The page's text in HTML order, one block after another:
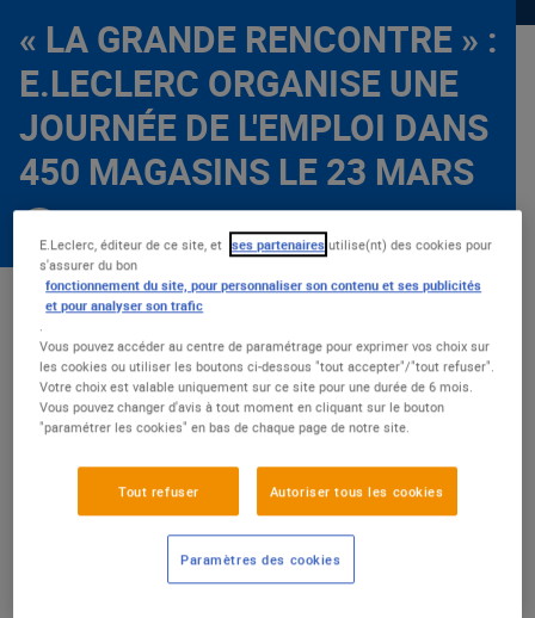
« LA GRANDE RENCONTRE » :
E.LECLERC ORGANISE UNE
JOURNÉE DE L'EMPLOI DANS
450 MAGASINS LE 23 MARS
Le samedi 23 mars, le Mouvement E.Leclerc lance la
troisième édition de « La Grande Rencontre », un job dating
"géant" organisé dans 450 centres E.Leclerc pour recruter
leurs futurs collaborateurs. En tout, 5000 postes sont à
pourvoir et les candidats auront la possibilité de découvrir
les métiers de la grande distribution à travers une visite des
coulisses organisée dans certains magasins.
450 MAGASINS ORGANISENT
SIMULTANÉMENT LEUR JOB DATING
E.Leclerc, éditeur de ce site, et ses partenaires utilise(nt) des cookies pour
s'assurer du bon
fonctionnement du site, pour personnaliser son contenu et ses publicités
et pour analyser son trafic
.
Vous pouvez accéder au centre de paramétrage pour exprimer vos choix sur
les cookies ou utiliser les boutons ci-dessous "tout accepter"/"tout refuser".
Votre choix est valable uniquement sur ce site pour une durée de 6 mois.
Vous pouvez changer d'avis à tout moment en cliquant sur le bouton
"paramétrer les cookies" en bas de chaque page de notre site.
Tout refuser Autoriser tous les cookies
Paramètres des cookies